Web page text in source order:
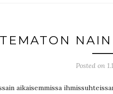
Posted on
aikaisemmissa